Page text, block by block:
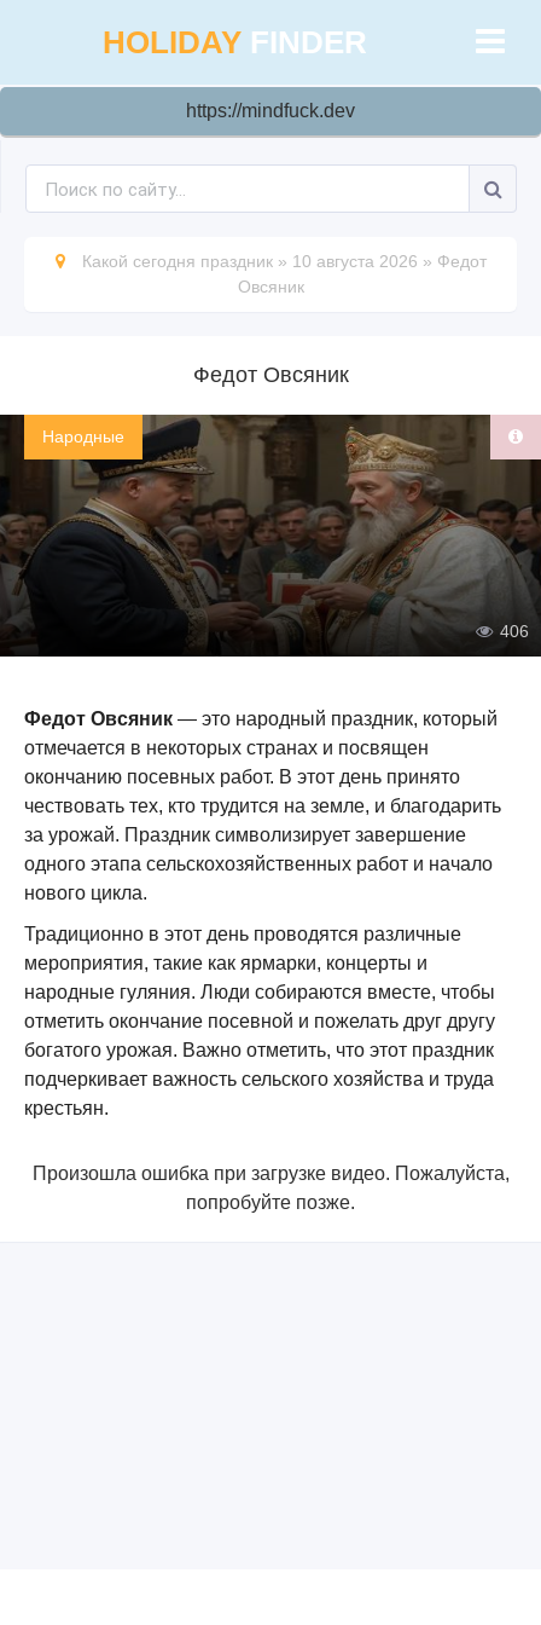
HOLIDAY FINDER
https://mindfuck.dev
Какой сегодня праздник » 10 августа 2026 » Федот
Овсяник
Федот Овсяник
Народные
406
Федот Овсяник — это народный праздник, который
отмечается в некоторых странах и посвящен
окончанию посевных работ. В этот день принято
чествовать тех, кто трудится на земле, и благодарить
за урожай. Праздник символизирует завершение
одного этапа сельскохозяйственных работ и начало
нового цикла.
Традиционно в этот день проводятся различные
мероприятия, такие как ярмарки, концерты и
народные гуляния. Люди собираются вместе, чтобы
отметить окончание посевной и пожелать друг другу
богатого урожая. Важно отметить, что этот праздник
подчеркивает важность сельского хозяйства и труда
крестьян.
Произошла ошибка при загрузке видео. Пожалуйста,
попробуйте позже.